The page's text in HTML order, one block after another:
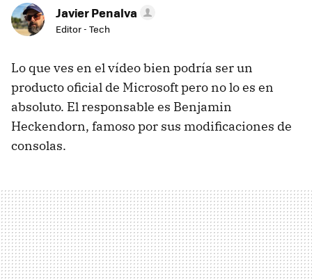
Javier Penalva
Editor - Tech
Lo que ves en el vídeo bien podría ser un
producto oficial de Microsoft pero no lo es en
absoluto. El responsable es Benjamin
Heckendorn, famoso por sus modificaciones de
consolas.